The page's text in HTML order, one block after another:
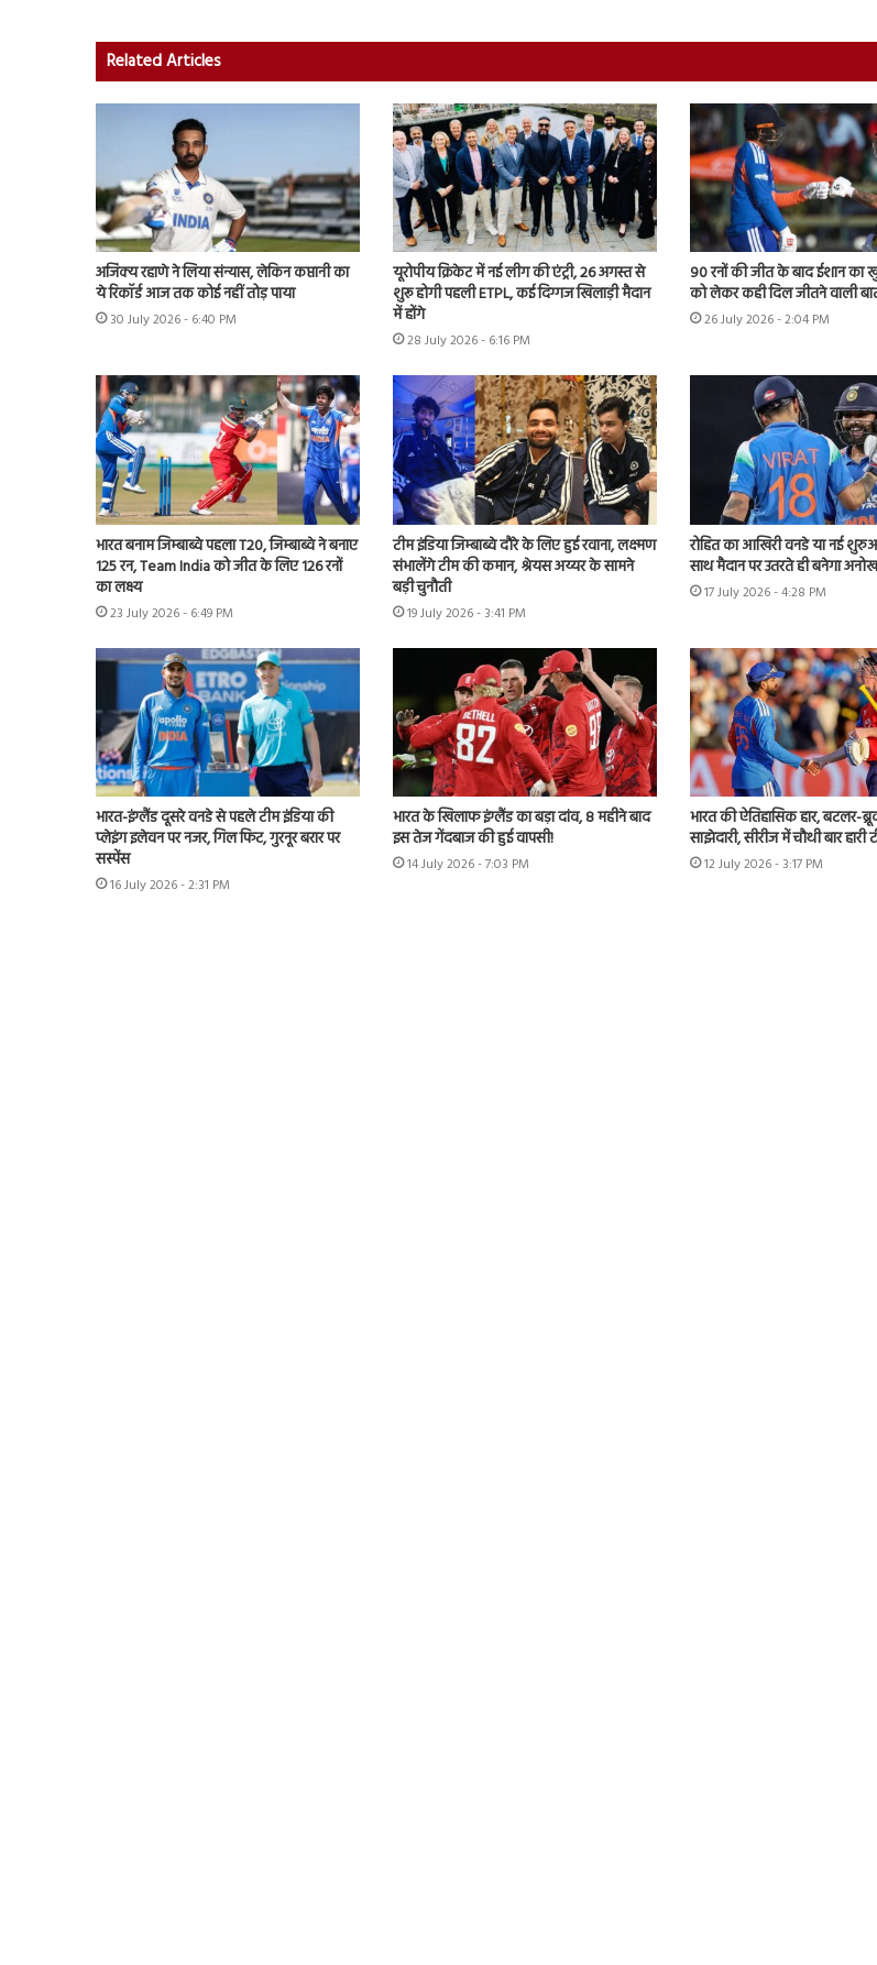
Related Articles
अजिंक्य रहाणे ने लिया संन्यास, लेकिन कप्तानी का
ये रिकॉर्ड आज तक कोई नहीं तोड़ पाया
30 July 2026 - 6:40 PM
यूरोपीय क्रिकेट में नई लीग की एंट्री, 26 अगस्त से
शुरू होगी पहली ETPL, कई दिग्गज खिलाड़ी मैदान
में होंगे
28 July 2026 - 6:16 PM
90 रनों की जीत के बाद ईशान का
को लेकर कही दिल जीतने वाली
26 July 2026 - 2:04 PM
भारत बनाम जिम्बाब्वे पहला T20, जिम्बाब्वे ने बनाए
125 रन, Team India को जीत के लिए 126 रनों
का लक्ष्य
23 July 2026 - 6:49 PM
टीम इंडिया जिम्बाब्वे दौरे के लिए हुई रवाना, लक्ष्मण
संभालेंगे टीम की कमान, श्रेयस अय्यर के सामने
बड़ी चुनौती
19 July 2026 - 3:41 PM
रोहित का आखिरी वनडे या नई
साथ मैदान पर उतरते ही बनेगा
17 July 2026 - 4:28 PM
भारत-इंग्लैंड दूसरे वनडे से पहले टीम इंडिया की
प्लेइंग इलेवन पर नजर, गिल फिट, गुरनूर बरार पर
सस्पेंस
16 July 2026 - 2:31 PM
भारत के खिलाफ इंग्लैंड का बड़ा दांव, 8 महीने बाद
इस तेज गेंदबाज की हुई वापसी!
14 July 2026 - 7:03 PM
भारत की ऐतिहासिक हार, बटलर-
साझेदारी, सीरीज में चौथी बार हारी
12 July 2026 - 3:17 PM